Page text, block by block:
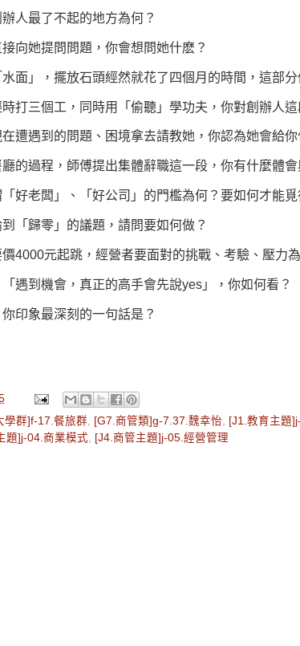
人最了不起的地方為何？
向她提問問題，你會想問她什麽？
面」，擺放石頭經然就花了四個月的時間，這部分
打三個工，同時用「偷聽」學功夫，你對創辦人
遭遇到的問題、困境拿去請教她，你認為她會給你
的過程，師傅提出集體辭職這一段，你有什麼體會
好老闆」、「好公司」的門檻為何？要如何才能
「歸零」的議題，請問要如何做？
4000元起跳，經營者要面對的挑戰、考驗、壓力
遇到機會，真正的高手會先說yes」，你如何看？
印象最深刻的一句話是？
學群]f-17.餐旅群 [G7.商管類]g-7.37.魏幸怡 [J1.教育主題
題]j-04.商業模式 [J4.商管主題]j-05.經營管理